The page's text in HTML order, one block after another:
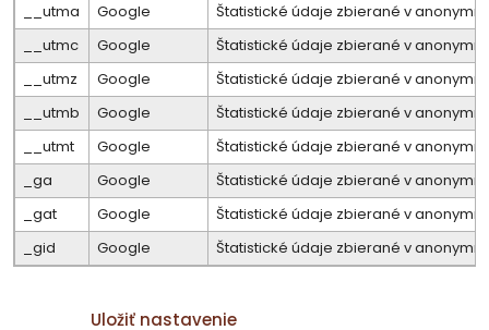
__utma
Google
Štatistické údaje zbierané v
__utmc
Google
Štatistické údaje zbierané v
__utmz
Google
Štatistické údaje zbierané v
__utmb
Google
Štatistické údaje zbierané v
__utmt
Google
Štatistické údaje zbierané v
_ga
Google
Štatistické údaje zbierané v
_gat
Google
Štatistické údaje zbierané v
_gid
Google Štatistické údaje zbierané v